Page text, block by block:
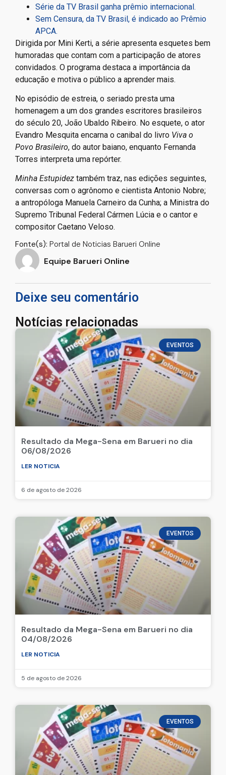
Série da TV Brasil ganha prêmio internacional.
Sem Censura, da TV Brasil, é indicado ao Prêmio
APCA.
Dirigida por Mini Kerti, a série apresenta esquetes bem
humoradas que contam com a participação de atores
convidados. O programa destaca a importância da
educação e motiva o público a aprender mais.
No episódio de estreia, o seriado presta uma
homenagem a um dos grandes escritores brasileiros
do século 20, João Ubaldo Ribeiro. No esquete, o ator
Evandro Mesquita encarna o canibal do livro Viva o
Povo Brasileiro, do autor baiano, enquanto Fernanda
Torres interpreta uma repórter.
Minha Estupidez também traz, nas edições seguintes,
conversas com o agrônomo e cientista Antonio Nobre;
a antropóloga Manuela Carneiro da Cunha; a Ministra do
Supremo Tribunal Federal Cármen Lúcia e o cantor e
compositor Caetano Veloso.
Fonte(s): Portal de Noticias Barueri Online
Equipe Barueri Online
Deixe seu comentário
Notícias relacionadas
EVENTOS
Resultado da Mega-Sena em Barueri no dia
06/08/2026
LER NOTICIA
6 de agosto de 2026
EVENTOS
Resultado da Mega-Sena em Barueri no dia
04/08/2026
LER NOTICIA
5 de agosto de 2026
EVENTOS